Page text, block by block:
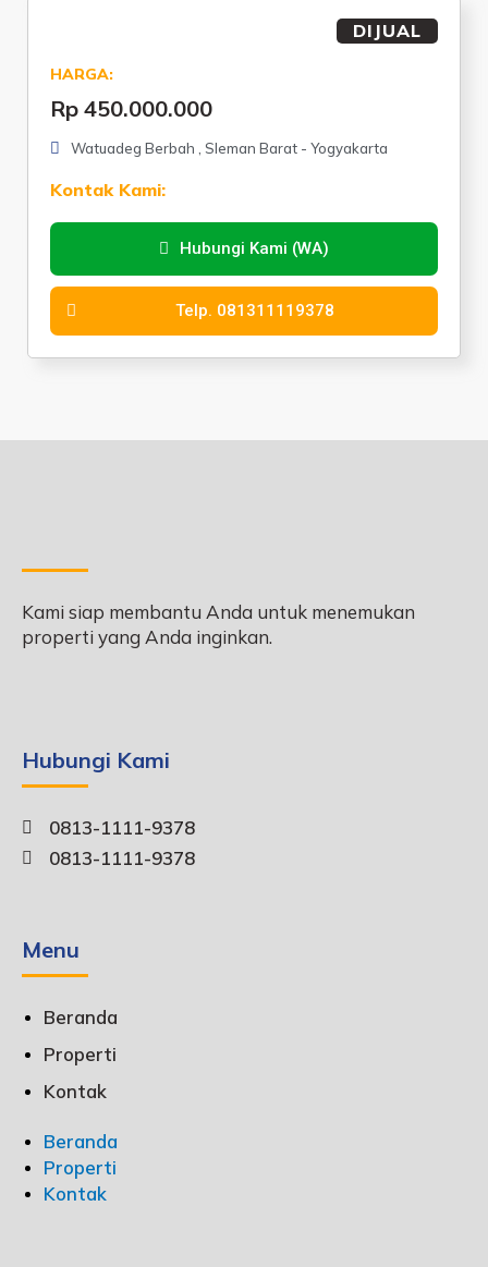
DIJUAL
HARGA:
Rp 450.000.000
Watuadeg Berbah , Sleman Barat - Yogyakarta
Kontak Kami:
Hubungi Kami (WA)
Telp. 081311119378
Kami siap membantu Anda untuk menemukan
properti yang Anda inginkan.
Hubungi Kami
0813-1111-9378
0813-1111-9378
Menu
Beranda
Properti
Kontak
Beranda
Properti
Kontak